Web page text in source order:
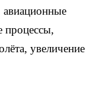
процессы,
увеличение